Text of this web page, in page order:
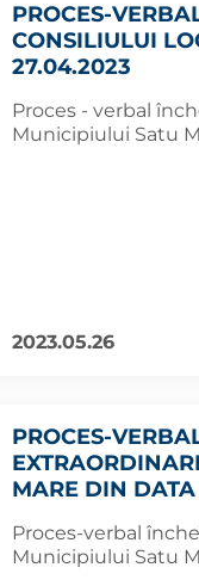
PROCES-
CONSILIULUI
27.04.2023
Proces - verbal
Municipiului Satu
2023.05.26
PROCES-
MARE DIN
Proces-verbal
Municipiului Satu